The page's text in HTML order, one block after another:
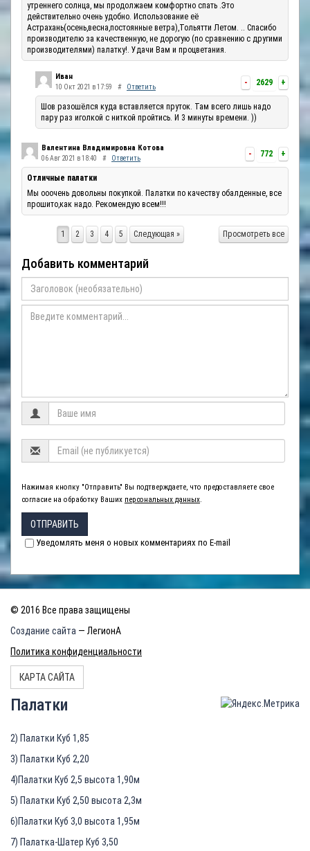
утреннего солнца, мы продолжаем комфортно спать .Это
действительно очень удобно. Использование её
Астрахань(осень,весна,постоянные ветра),Тольятти Летом. .. Спасибо
производителю за качественную, не дорогую (по сравнению с другими
производителями) палатку!. Удачи Вам и процветания.
- 2629 +
Иван
10 Окт 2021 в 17:59 # Ответить
Шов разошёлся куда вставляется пруток. Там всего лишь надо
пару раз иголкой с ниткой пройтись. И 3 минуты времени. ))
- 772 +
Валентина Владимировна Котова
06 Авг 2021 в 18:40 # Ответить
Отличные палатки
Мы ооочень довольны покупкой. Палатки по качеству обалденные, все
прошито,как надо. Рекомендую всем!!!
Просмотреть все
1 2 3 4 5 Следующая »
Добавить комментарий
Нажимая кнопку "Отправить" Вы подтверждаете, что предоставляете свое
согласие на обработку Ваших персональных данных.
ОТПРАВИТЬ
Уведомлять меня о новых комментариях по E-mail
© 2016 Все права защищены
Создание сайта — ЛегионА
Политика конфиденциальности
КАРТА САЙТА
Палатки
2) Палатки Куб 1,85
3) Палатки Куб 2,20
4)Палатки Куб 2,5 высота 1,90м
5) Палатки Куб 2,50 высота 2,3м
6)Палатки Куб 3,0 высота 1,95м
7) Палатка-Шатер Куб 3,50